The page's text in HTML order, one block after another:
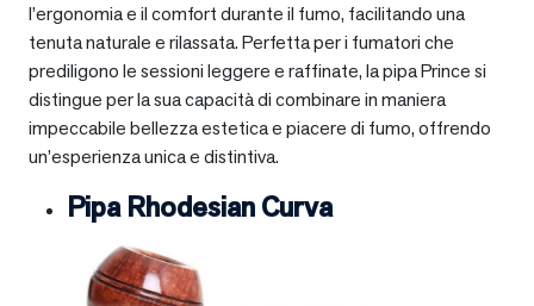
l’ergonomia e il comfort durante il fumo, facilitando una
tenuta naturale e rilassata. Perfetta per i fumatori che
prediligono le sessioni leggere e raffinate, la pipa Prince si
distingue per la sua capacità di combinare in maniera
impeccabile bellezza estetica e piacere di fumo, offrendo
un’esperienza unica e distintiva.
Pipa Rhodesian Curva